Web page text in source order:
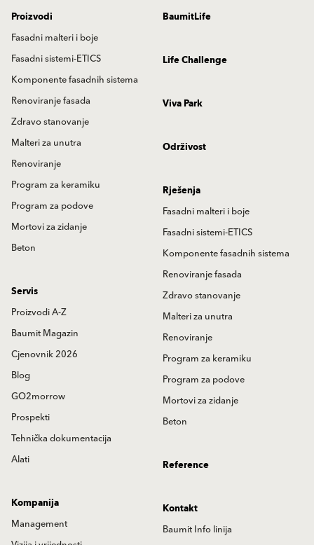
Proizvodi
Fasadni malteri i boje
Fasadni sistemi-ETICS
Komponente fasadnih sistema
Renoviranje fasada
Zdravo stanovanje
Malteri za unutra
Renoviranje
Program za keramiku
Program za podove
Mortovi za zidanje
Beton
BaumitLife
Life Challenge
Viva Park
Održivost
Rješenja
Fasadni malteri i boje
Fasadni sistemi-ETICS
Komponente fasadnih sistema
Renoviranje fasada
Zdravo stanovanje
Malteri za unutra
Renoviranje
Program za keramiku
Program za podove
Mortovi za zidanje
Beton
Servis
Proizvodi A-Z
Baumit Magazin
Cjenovnik 2026
Blog
GO2morrow
Prospekti
Tehnička dokumentacija
Alati
Reference
Kompanija
Management
Kontakt
Baumit Info linija